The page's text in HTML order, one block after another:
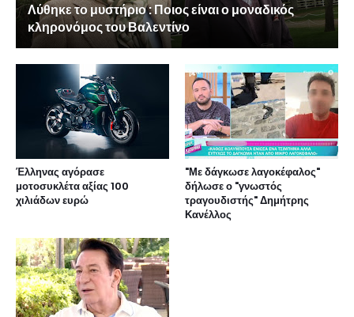
Λύθηκε το μυστήριο : Ποιος είναι ο μοναδικός
κληρονόμος του Βαλεντίνο
Έλληνας αγόρασε
μοτοσυκλέτα αξίας 100
χιλιάδων ευρώ
"Με δάγκωσε λαγοκέφαλος"
δήλωσε ο "γνωστός
τραγουδιστής" Δημήτρης
Κανέλλος